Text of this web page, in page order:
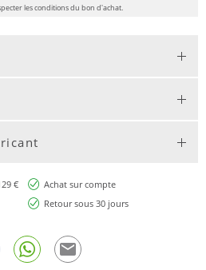
les conditions du bon d'achat.
€
Achat sur compte
Retour sous 30 jours